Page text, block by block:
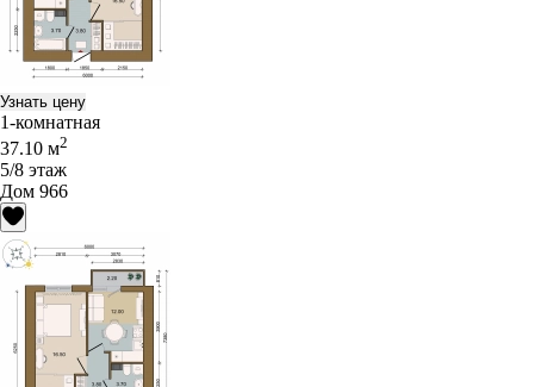
Узнать цену
1-комнатная
37.10 м2
5/8 этаж
Дом 966